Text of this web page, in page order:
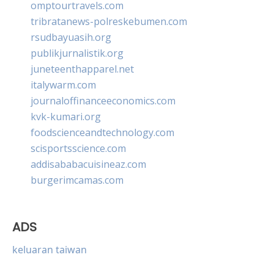
omptourtravels.com
tribratanews-polreskebumen.com
rsudbayuasih.org
publikjurnalistik.org
juneteenthapparel.net
italywarm.com
journaloffinanceeconomics.com
kvk-kumari.org
foodscienceandtechnology.com
scisportsscience.com
addisababacuisineaz.com
burgerimcamas.com
ADS
keluaran taiwan